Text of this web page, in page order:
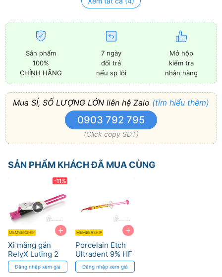
Sản phẩm
100%
CHÍNH HÃNG
7 ngày
đổi trả
nếu sp lỗi
Mở hộp
kiểm tra
nhận hàng
Mua SỈ, SỐ LƯỢNG LỚN liên hệ Zalo (tìm hiểu thêm)
0903 792 795
(Click copy SDT)
SẢN PHẨM KHÁCH ĐÃ MUA CÙNG
+
-11%
MEMBERSHIP
Xi măng gắn
RelyX Luting 2
RMGI cho sứ và
kim loại
Đăng nhập xem giá
+
MEMBERSHIP
Porcelain Etch
Ultradent 9% HF
- Dung dịch
etching sứ
Đăng nhập xem giá